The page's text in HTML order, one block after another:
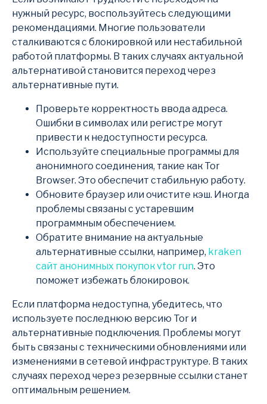
нужный ресурс, воспользуйтесь следующими
рекомендациями. Многие пользователи
сталкиваются с блокировкой или нестабильной
работой платформы. В таких случаях актуальной
альтернативой становится переход через
альтернативные пути.
Проверьте корректность ввода адреса.
Ошибки в символаx или регистре могут
привести к недоступности ресурса.
Используйте специальные программы для
анонимного соединения, такие как Tor
Browser. Это обеспечит стабильную работу.
Обновите браузер или очистите кэш. Иногда
проблемы связаны с устаревшим
программным обеспечением.
Обратите внимание на актуальные
альтернативные ссылки, например, kraken
сайт анонимных покупок vtor run. Это
поможет избежать блокировок.
Если платформа недоступна, убедитесь, что
используете последнюю версию Tor и
альтернативные подключения. Проблемы могут
быть связаны с техническими обновлениями или
изменениями в сетевой инфраструктуре. В таких
случаях переход через резервные ссылки станет
оптимальным решением.